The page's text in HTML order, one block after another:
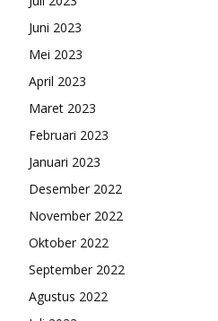
Juni 2023
Mei 2023
April 2023
Maret 2023
Februari 2023
Januari 2023
Desember 2022
November 2022
Oktober 2022
September 2022
Agustus 2022